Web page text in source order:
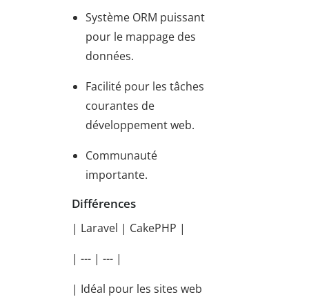
Système ORM puissant
pour le mappage des
données.
Facilité pour les tâches
courantes de
développement web.
Communauté
importante.
Différences
| Laravel | CakePHP |
| --- | --- |
| Idéal pour les sites web